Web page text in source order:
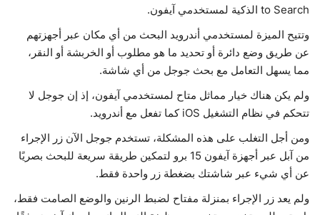
رياضة
فيديو
حياة
to Search الذكية لمستخدمي آيفون.
وتتيح الميزة لمستخدمي أندرويد البحث من أي مكان عبر أجهزتهم
عن طريق وضع دائرة أو تحديد ما هو مطلوب أو الخربشة أو النقر،
مما يسهل التعامل مع بحث جوجل من أي شاشة.
ولم يكن هناك خيار مماثل متاح لمستخدمي آيفون، إذ إن جوجل لا
تتحكم في نظام التشغيل iOS كما تفعل مع أندرويد.
ومن أجل التغلب على هذه المشكلة، تستخدم جوجل الآن زر الإجراء
من آبل عبر أجهزة آيفون 15 برو لتمكين طريقة سريعة للبحث بصريًا
عن أي شيء عبر شاشتك بضغطة زر واحدة فقط.
ولم يعد زر الإجراء بمنزلة مفتاح لضبط الرنين والوضع الصامت فقط،